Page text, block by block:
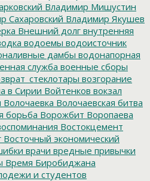
Владимир Мишустин
Сахаровский Владимир Якушев
Внешний долг внутренняя
водоемы водоисточник
дамбы водонапорная
служба военные сборы
возгорание
в Сирии Войтенков вокзал
Волочаевка Волочаевская битва
борьба Ворожбит Воропаева
Востокцемент
Восточный экономический
врачи вредные привычки
Время Биробиджана
и студентов